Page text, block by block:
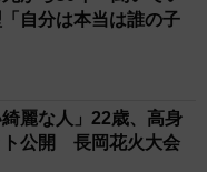
自分は本当は誰の子
綺麗な人」22歳、高身
公開 長岡花火大会